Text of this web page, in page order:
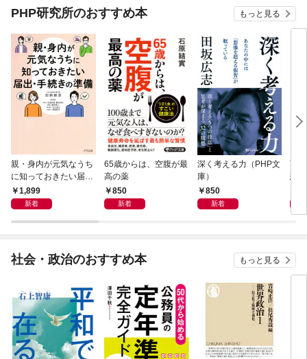
PHP研究所のおすすめ本 もっと見る
親・身内が元気なうち
に知っておきたい届
出・手続きの準備（き
ずな出版）
1,899
新着
65歳からは、空腹が最
高の薬
850
新着
深く考える力（PHP文
庫）
850
新着
面
恐
社会・政治のおすすめ本 もっと見る